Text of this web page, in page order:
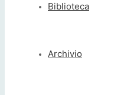
Biblioteca
Archivio